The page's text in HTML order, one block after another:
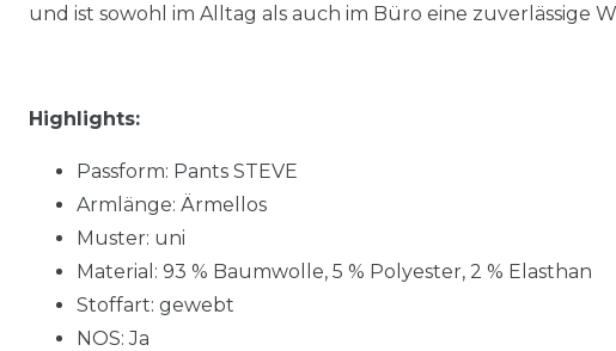
und ist sowohl im Alltag als auch im Büro eine zuverlässige
Highlights:
Passform: Pants STEVE
Armlänge: Ärmellos
Muster: uni
Material: 93 % Baumwolle, 5 % Polyester, 2 % Elasthan
Stoffart: gewebt
NOS: Ja